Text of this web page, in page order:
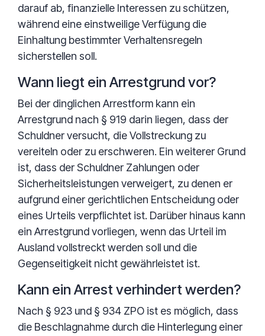
darauf ab, finanzielle Interessen zu schützen,
während eine einstweilige Verfügung die
Einhaltung bestimmter Verhaltensregeln
sicherstellen soll.
Wann liegt ein Arrestgrund vor?
Bei der dinglichen Arrestform kann ein
Arrestgrund nach § 919 darin liegen, dass der
Schuldner versucht, die Vollstreckung zu
vereiteln oder zu erschweren. Ein weiterer Grund
ist, dass der Schuldner Zahlungen oder
Sicherheitsleistungen verweigert, zu denen er
aufgrund einer gerichtlichen Entscheidung oder
eines Urteils verpflichtet ist. Darüber hinaus kann
ein Arrestgrund vorliegen, wenn das Urteil im
Ausland vollstreckt werden soll und die
Gegenseitigkeit nicht gewährleistet ist.
Kann ein Arrest verhindert werden?
Nach § 923 und § 934 ZPO ist es möglich, dass
die Beschlagnahme durch die Hinterlegung einer